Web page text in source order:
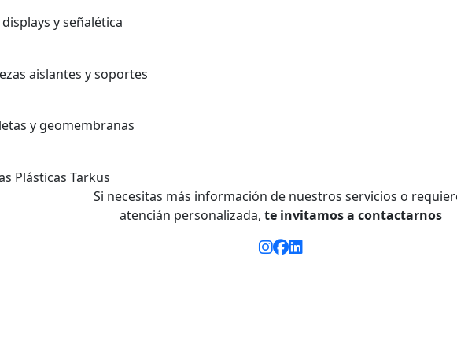
Si necesitas más información de nuestros servicios o
atencián personalizada, te invitamos a contactarnos